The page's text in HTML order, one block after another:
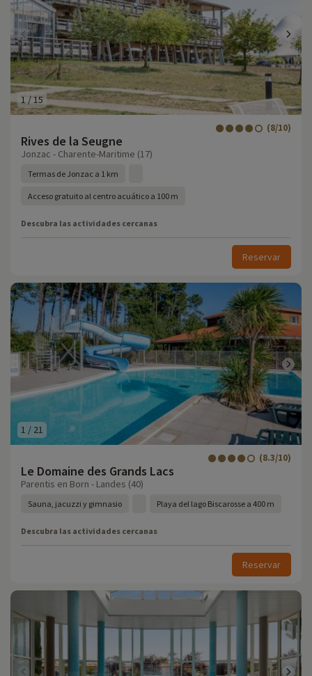
1 /15
Rives de la Seugne
(8/10)
Jonzac - Charente-Maritime (17)
Termas de Jonzac a 1 km
Acceso gratuito al centro acuático a 100 m
Descubra las actividades cercanas
Reservar
1 / 21
Le Domaine des Grands Lacs
(8.3/10)
Parentis en Born - Landes (40)
Sauna, jacuzzi y gimnasio Playa del lago Biscarosse a 400 m
Descubra las actividades cercanas
Reservar